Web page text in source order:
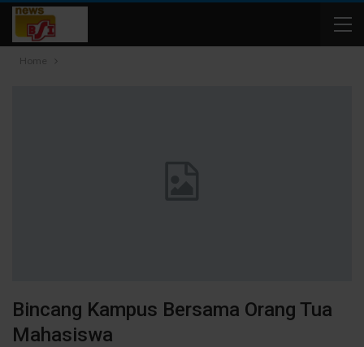
Home
Bincang Kampus Bersama Orang Tua
Mahasiswa